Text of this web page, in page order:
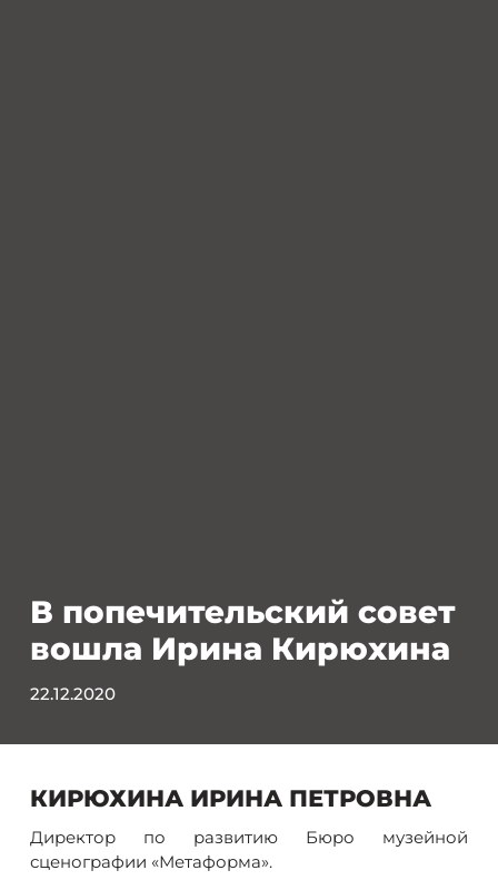
В попечительский совет
вошла Ирина Кирюхина
22.12.2020
КИРЮХИНА ИРИНА ПЕТРОВНА
Директор по развитию Бюро музейной
сценографии «Метаформа».